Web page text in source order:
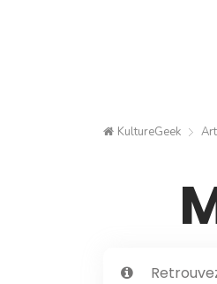
KultureGeek